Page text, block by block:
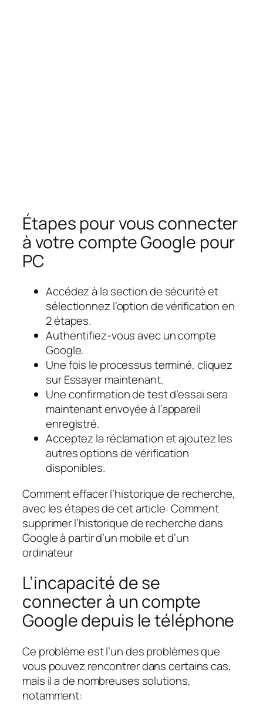
Étapes pour vous connecter
à votre compte Google pour
PC
Accédez à la section de sécurité et
sélectionnez l’option de vérification en
2 étapes.
Authentifiez-vous avec un compte
Google.
Une fois le processus terminé, cliquez
sur Essayer maintenant.
Une confirmation de test d’essai sera
maintenant envoyée à l’appareil
enregistré.
Acceptez la réclamation et ajoutez les
autres options de vérification
disponibles.
Comment effacer l’historique de recherche,
avec les étapes de cet article: Comment
supprimer l’historique de recherche dans
Google à partir d’un mobile et d’un
ordinateur
L’incapacité de se
connecter à un compte
Google depuis le téléphone
Ce problème est l’un des problèmes que
vous pouvez rencontrer dans certains cas,
mais il a de nombreuses solutions,
notamment: